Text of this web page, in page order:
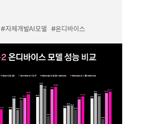
#자체개발AI모델 #온디바이스